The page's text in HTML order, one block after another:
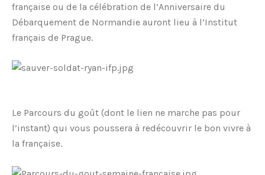
française ou de la célébration de l’Anniversaire du
Débarquement de Normandie auront lieu à l’Institut
français de Prague.
Le Parcours du goût (dont le lien ne marche pas pour
l’instant) qui vous poussera à redécouvrir le bon vivre à
la française.